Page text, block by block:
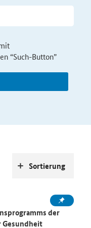
“Such-Button”
der
Gesundheit
Sortierung